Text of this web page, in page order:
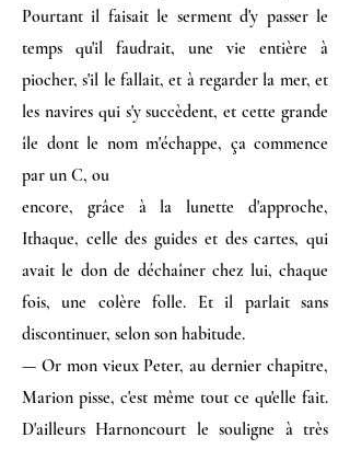
Pourtant il faisait le serment d'y passer le
temps qu'il faudrait, une vie entière à
piocher, s'il le fallait, et à regarder la mer, et
les navires qui s'y succèdent, et cette grande
île dont le nom m'échappe, ça commence
par un C, ou
encore, grâce à la lunette d'approche,
Ithaque, celle des guides et des cartes, qui
avait le don de déchaîner chez lui, chaque
fois, une colère folle. Et il parlait sans
discontinuer, selon son habitude.
— Or mon vieux Peter, au dernier chapitre,
Marion pisse, c'est même tout ce qu'elle fait.
D'ailleurs Harnoncourt le souligne à très